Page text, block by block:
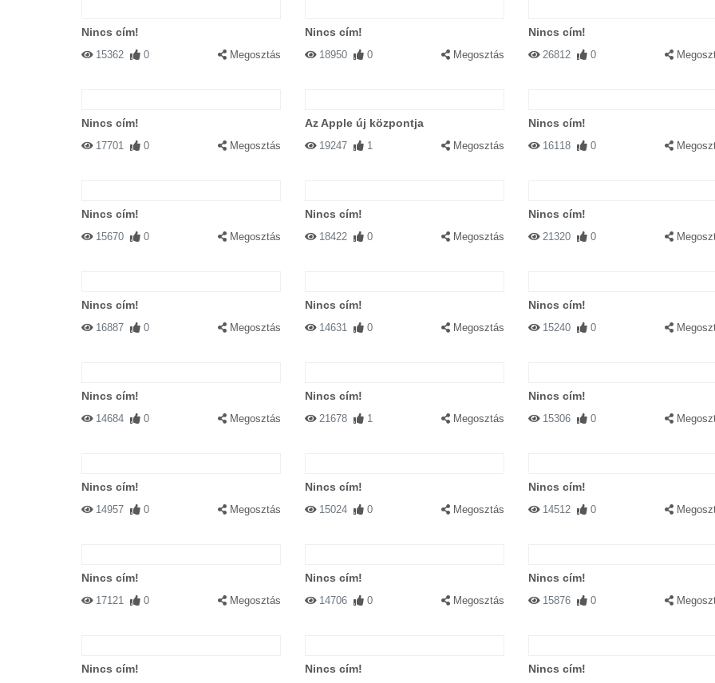
Nincs cím!
15362 0 Megosztás
Nincs cím!
18950 0 Megosztás
Nincs cím!
26812 0
Nincs cím!
17701 0 Megosztás
Az Apple új központja
19247 1 Megosztás
Nincs cím!
16118 0
Nincs cím!
15670 0 Megosztás
Nincs cím!
18422 0 Megosztás
Nincs cím!
21320 0
Nincs cím!
16887 0 Megosztás
Nincs cím!
14631 0 Megosztás
Nincs cím!
15240 0
Nincs cím!
14684 0 Megosztás
Nincs cím!
21678 1 Megosztás
Nincs cím!
15306 0
Nincs cím!
14957 0 Megosztás
Nincs cím!
15024 0 Megosztás
Nincs cím!
14512 0
Nincs cím!
17121 0 Megosztás
Nincs cím!
14706 0 Megosztás
Nincs cím!
15876 0
Nincs cím! Nincs cím! Nincs cím!